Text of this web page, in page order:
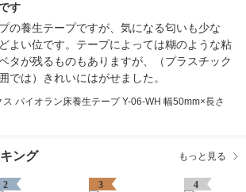
す
の養生テープですが、気になる匂いも少な
よい位です。テープによっては糊のような粘
タが残るものもありますが、（プラスチック
では）きれいにはがせました。
パイオラン床養生テープ Y-06-WH 幅50mm×長さ
ング もっと見る
2 3 4